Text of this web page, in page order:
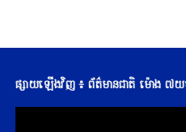
ផ្សាយឡើងវិញ ៖ ព័ត៌មានជាតិ ម៉ោង ៧យប់